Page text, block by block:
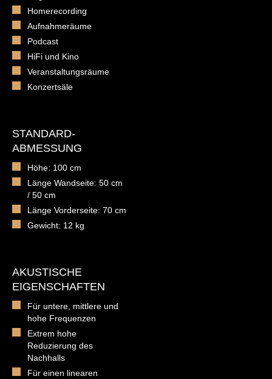
Homerecording
Aufnahmeräume
Podcast
HiFi und Kino
Veranstaltungsräume
Konzertsäle
STANDARD-
ABMESSUNG
Höhe: 100 cm
Länge Wandseite: 50 cm
/ 50 cm
Länge Vorderseite: 70 cm
Gewicht: 12 kg
AKUSTISCHE
EIGENSCHAFTEN
Für untere, mittlere und
hohe Frequenzen
Extrem hohe
Reduzierung des
Nachhalls
Für einen linearen